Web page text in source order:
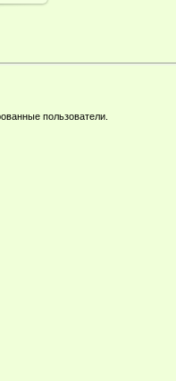
пользователи.